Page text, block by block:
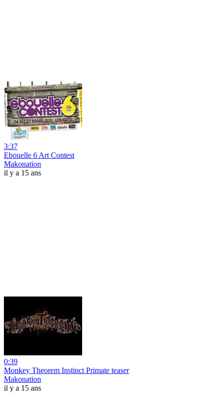
3:37
Ebouelle 6 Art Contest
Makonation
il y a 15 ans
0:39
Monkey Theorem Instinct Primate teaser
Makonation
il y a 15 ans